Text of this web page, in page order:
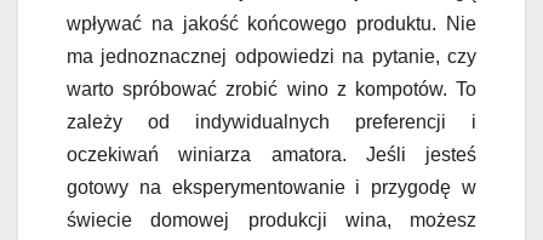
wpływać na jakość końcowego produktu. Nie
ma jednoznacznej odpowiedzi na pytanie, czy
warto spróbować zrobić wino z kompotów. To
zależy od indywidualnych preferencji i
oczekiwań winiarza amatora. Jeśli jesteś
gotowy na eksperymentowanie i przygodę w
świecie domowej produkcji wina, możesz